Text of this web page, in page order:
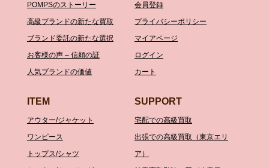
POMPSのストーリー
高級ブランドの新たな買取
ブランド委託の新たな選択
お客様の声 – 信頼の証
人気ブランドの価値
会員登録
プライバシーポリシー
マイアページ
ログイン
カート
ITEM
アウター/ジャケット
ワンピース
トップス/シャツ
SUPPORT
宅配での高級買取
出張での高級買取（東京エリ
ア）